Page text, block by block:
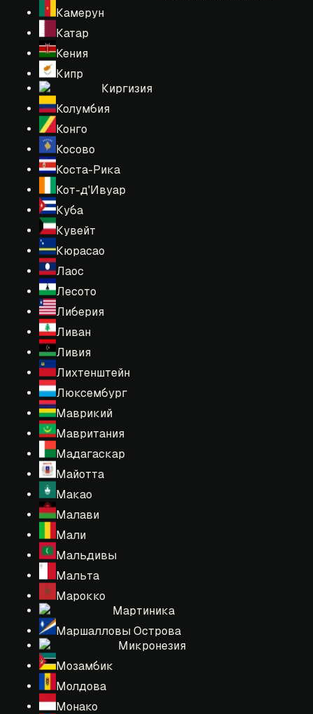
Камерун
Катар
Кения
Кипр
Киргизия
Колумбия
Конго
Косово
Коста-Рика
Кот-д'Ивуар
Куба
Кувейт
Кюрасао
Лаос
Лесото
Либерия
Ливан
Ливия
Лихтенштейн
Люксембург
Маврикий
Мавритания
Мадагаскар
Майотта
Макао
Малави
Мали
Мальдивы
Мальта
Марокко
Мартиника
Маршалловы Острова
Микронезия
Мозамбик
Молдова
Монако